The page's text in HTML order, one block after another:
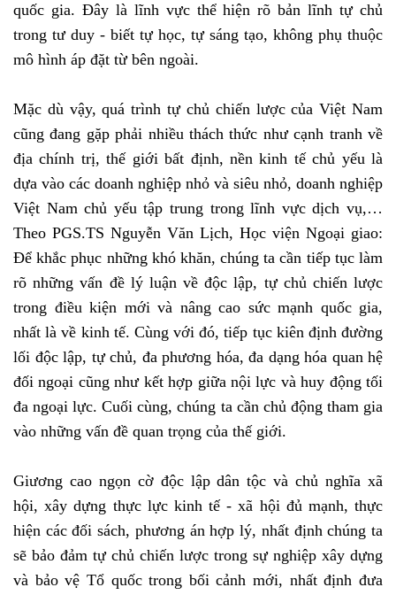
quốc gia. Đây là lĩnh vực thể hiện rõ bản lĩnh tự chủ
trong tư duy - biết tự học, tự sáng tạo, không phụ thuộc
mô hình áp đặt từ bên ngoài.
Mặc dù vậy, quá trình tự chủ chiến lược của Việt Nam
cũng đang gặp phải nhiều thách thức như cạnh tranh về
địa chính trị, thế giới bất định, nền kinh tế chủ yếu là
dựa vào các doanh nghiệp nhỏ và siêu nhỏ, doanh nghiệp
Việt Nam chủ yếu tập trung trong lĩnh vực dịch vụ,…
Theo PGS.TS Nguyễn Văn Lịch, Học viện Ngoại giao:
Để khắc phục những khó khăn, chúng ta cần tiếp tục làm
rõ những vấn đề lý luận về độc lập, tự chủ chiến lược
trong điều kiện mới và nâng cao sức mạnh quốc gia,
nhất là về kinh tế. Cùng với đó, tiếp tục kiên định đường
lối độc lập, tự chủ, đa phương hóa, đa dạng hóa quan hệ
đối ngoại cũng như kết hợp giữa nội lực và huy động tối
đa ngoại lực. Cuối cùng, chúng ta cần chủ động tham gia
vào những vấn đề quan trọng của thế giới.
Giương cao ngọn cờ độc lập dân tộc và chủ nghĩa xã
hội, xây dựng thực lực kinh tế - xã hội đủ mạnh, thực
hiện các đối sách, phương án hợp lý, nhất định chúng ta
sẽ bảo đảm tự chủ chiến lược trong sự nghiệp xây dựng
và bảo vệ Tổ quốc trong bối cảnh mới, nhất định đưa